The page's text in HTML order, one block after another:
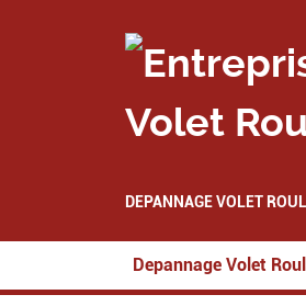
Volet
DEPANNAGE VOLET
Depannage Volet